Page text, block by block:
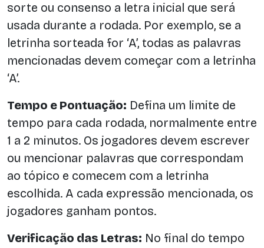
sorte ou consenso a letra inicial que será
usada durante a rodada. Por exemplo, se a
letrinha sorteada for ‘A’, todas as palavras
mencionadas devem começar com a letrinha
‘A’.
Tempo e Pontuação: Defina um limite de
tempo para cada rodada, normalmente entre
1 a 2 minutos. Os jogadores devem escrever
ou mencionar palavras que correspondam
ao tópico e comecem com a letrinha
escolhida. A cada expressão mencionada, os
jogadores ganham pontos.
Verificação das Letras: No final do tempo